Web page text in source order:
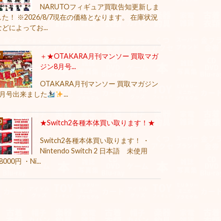
NARUTOフィギュア買取告知更新しま
た！ ※2026/8/7現在の価格となります。 在庫状況
どによってお...
＋★OTAKARA月刊マンソー 買取マガ
ジン8月号...
OTAKARA月刊マンソー 買取マガジン
号出来ました
...
★Switch2各種本体買い取ります！★
Switch2各種本体買い取ります！ ・
Nintendo Switch 2 日本語 未使用
円 ・Ni...